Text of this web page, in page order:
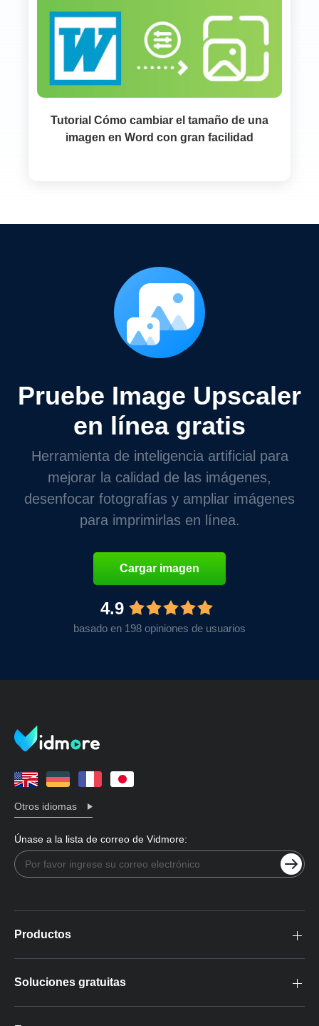
Tutorial Cómo cambiar el tamaño de una
imagen en Word con gran facilidad
Pruebe Image Upscaler
en línea gratis
Herramienta de inteligencia artificial para
mejorar la calidad de las imágenes,
desenfocar fotografías y ampliar imágenes
para imprimirlas en línea.
Cargar imagen
4.9
basado en 198 opiniones de usuarios
Otros idiomas
Únase a la lista de correo de Vidmore:
Productos
Soluciones gratuitas